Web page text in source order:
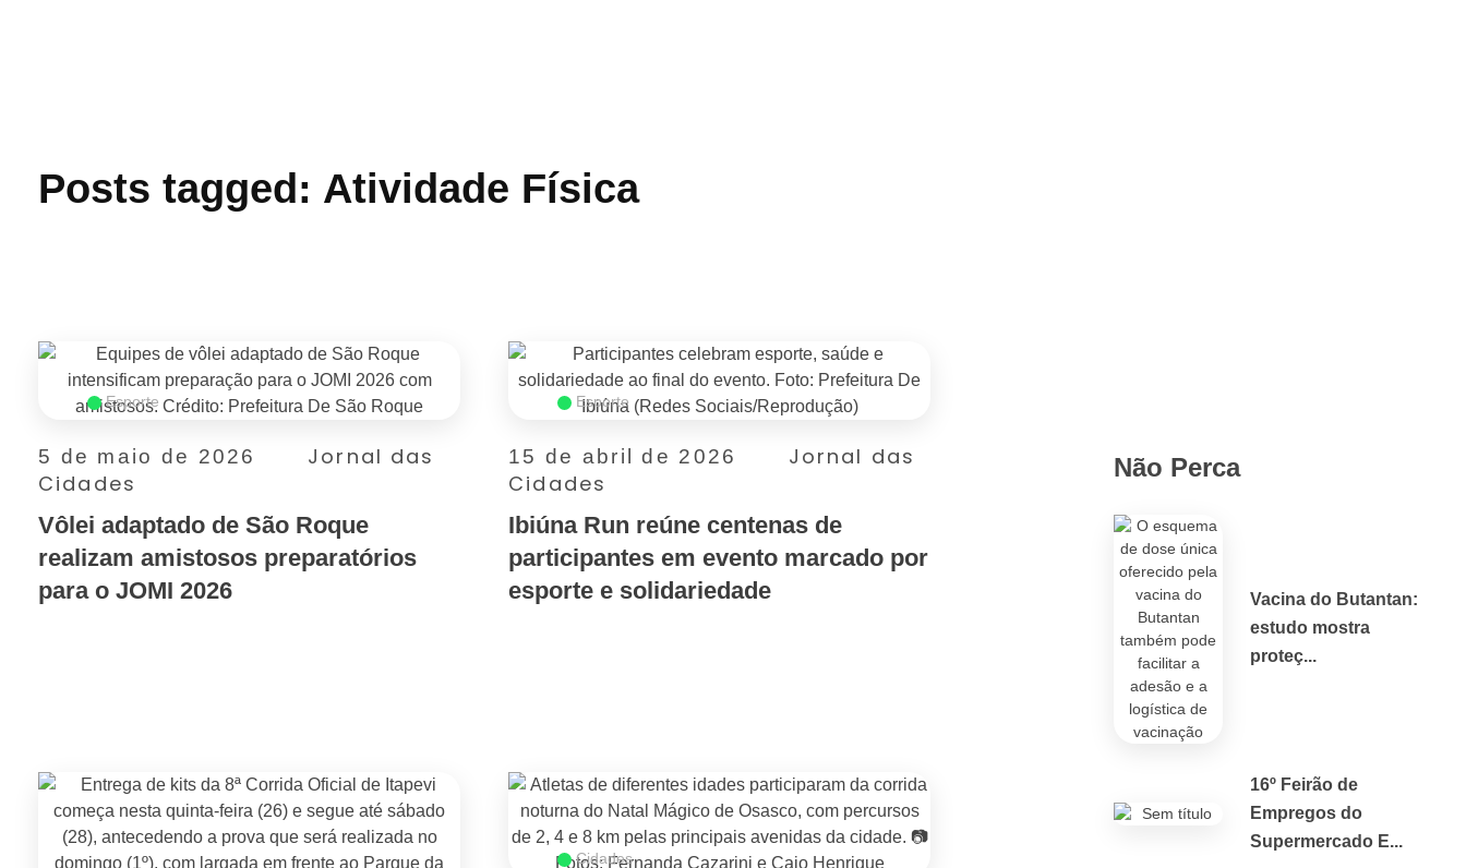
Posts tagged: Atividade Física
5 de maio de 2026
Jornal das
Cidades
Esporte
Vôlei adaptado de São Roque
realizam amistosos preparatórios
para o JOMI 2026
15 de abril de 2026
Jornal das
Cidades
Esporte
Ibiúna Run reúne centenas de
participantes em evento marcado por
esporte e solidariedade
Cidades
Não Perca
Vacina do Butantan:
estudo mostra
proteç...
16º Feirão de
Empregos do
Supermercado E...